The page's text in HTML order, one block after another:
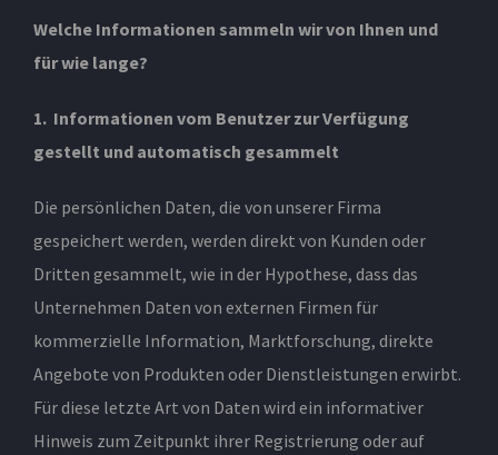
Welche Informationen sammeln wir von Ihnen und
für wie lange?
1. Informationen vom Benutzer zur Verfügung
gestellt und automatisch gesammelt
Die persönlichen Daten, die von unserer Firma
gespeichert werden, werden direkt von Kunden oder
Dritten gesammelt, wie in der Hypothese, dass das
Unternehmen Daten von externen Firmen für
kommerzielle Information, Marktforschung, direkte
Angebote von Produkten oder Dienstleistungen erwirbt.
Für diese letzte Art von Daten wird ein informativer
Hinweis zum Zeitpunkt ihrer Registrierung oder auf